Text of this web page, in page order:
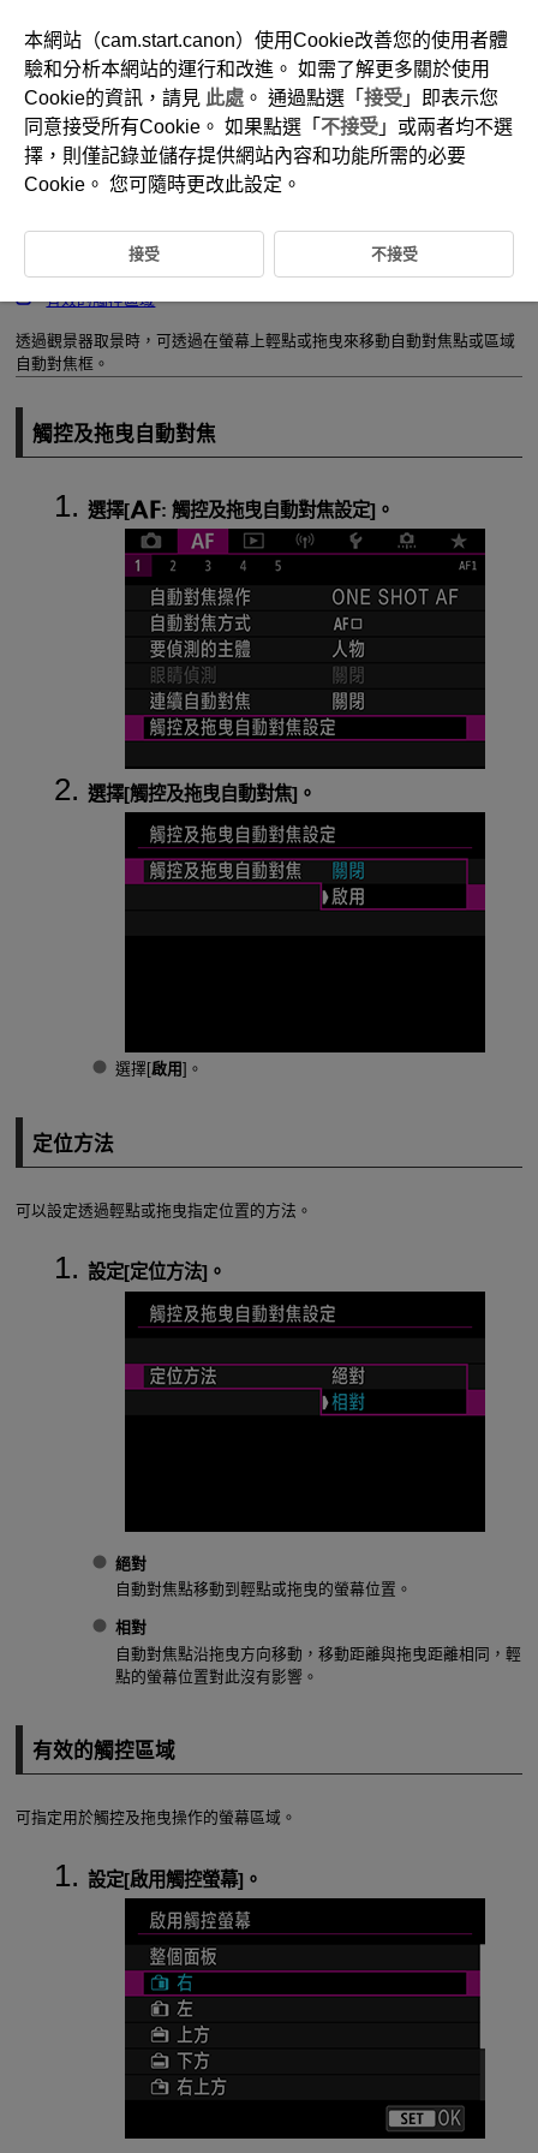
D090-101
觸控及拖曳自動對焦設定
有效的觸控區域
透過觀景器取景時，可透過在螢幕上輕點或拖曳來移動自動對焦點或區域
自動對焦框。
觸控及拖曳自動對焦
選擇[ : 觸控及拖曳自動對焦設定]。
選擇[觸控及拖曳自動對焦]。
選擇[啟用]。
定位方法
可以設定透過輕點或拖曳指定位置的方法。
設定[定位方法]。
絕對
自動對焦點移動到輕點或拖曳的螢幕位置。
相對
自動對焦點沿拖曳方向移動，移動距離與拖曳距離相同，輕
點的螢幕位置對此沒有影響。
有效的觸控區域
可指定用於觸控及拖曳操作的螢幕區域。
設定[啟用觸控螢幕]。
本網站（cam.start.canon）使用Cookie改善您的使用者體
驗和分析本網站的運行和改進。 如需了解更多關於使用
Cookie的資訊，請見 此處 。 通過點選「 接受 」即表示您
同意接受所有Cookie。 如果點選「 不接受 」或兩者均不選
擇，則僅記錄並儲存提供網站內容和功能所需的必要
Cookie。 您可隨時更改此設定。
接受 不接受